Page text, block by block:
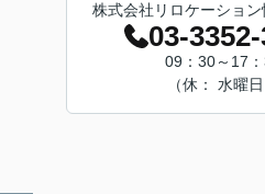
株式会社リロケーショ
03-
09：30～17
（休： 水曜日